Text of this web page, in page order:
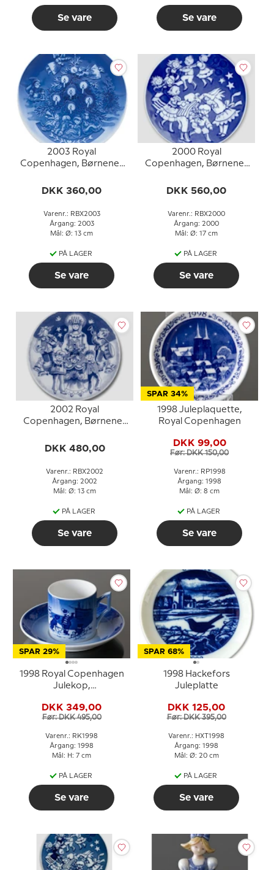
Se vare Se vare
2003 Royal
Copenhagen, Børnenes
DKK 360,00
Varenr.: RBX2003
Årgang: 2003
Mål: Ø: 13 cm
PÅ LAGER
Se vare
2000 Royal
Copenhagen, Børnenes
DKK 560,00
Varenr.: RBX2000
Årgang: 2000
Mål: Ø: 17 cm
PÅ LAGER
Se vare
2002 Royal
Copenhagen, Børnenes
DKK 480,00
Varenr.: RBX2002
Årgang: 2002
Mål: Ø: 13 cm
PÅ LAGER
Se vare
SPAR 34%
1998 Juleplaquette,
Royal Copenhagen
DKK 99,00
Før: DKK 150,00
Varenr.: RP1998
Årgang: 1998
Mål: Ø: 8 cm
PÅ LAGER
Se vare
SPAR 29%
1998 Royal Copenhagen
Julekop,
DKK 349,00
Før: DKK 495,00
Varenr.: RK1998
Årgang: 1998
Mål: H: 7 cm
PÅ LAGER
Se vare
SPAR 68%
1998 Hackefors
Juleplatte
DKK 125,00
Før: DKK 395,00
Varenr.: HXT1998
Årgang: 1998
Mål: Ø: 20 cm
PÅ LAGER
Se vare